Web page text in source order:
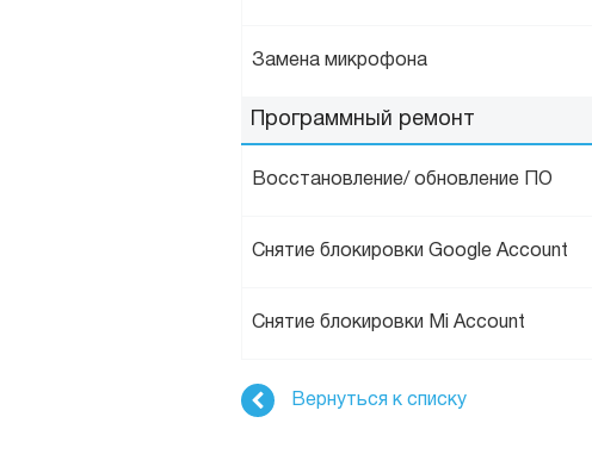
Замена микрофона
Программный ремонт
Восстановление/ обновление ПО
Снятие блокировки Google Account
Снятие блокировки Mi Account
Вернуться к списку